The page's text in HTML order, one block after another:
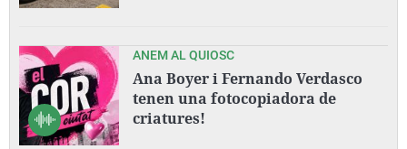
ANEM AL QUIOSC
Ana Boyer i Fernando Verdasco
tenen una fotocopiadora de
criatures!